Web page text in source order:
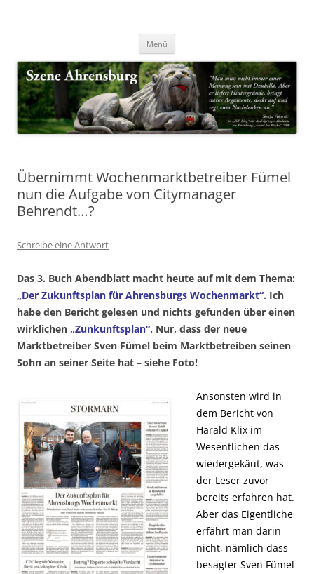
Szene Ahrensburg
Menü
Übernimmt Wochenmarktbetreiber Fümel
nun die Aufgabe von Citymanager
Behrendt…?
Schreibe eine Antwort
Das 3. Buch Abendblatt macht heute auf mit dem Thema:
„Der Zukunftsplan für Ahrensburgs Wochenmarkt“. Ich
habe den Bericht gelesen und nichts gefunden über einen
wirklichen „Zunkunftsplan“. Nur, dass der neue
Marktbetreiber Sven Fümel beim Marktbetreiben seinen
Sohn an seiner Seite hat – siehe Foto!
Ansonsten wird in
dem Bericht von
Harald Klix im
Wesentlichen das
wiedergekäut, was
der Leser zuvor
bereits erfahren hat.
Aber das Eigentliche
erfährt man darin
nicht, nämlich dass
besagter Sven Fümel